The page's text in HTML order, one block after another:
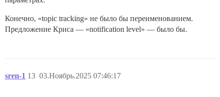
Конечно, «topic tracking» не было бы переименованием.
Предложение Криса — «notification level» — было бы.
sren-1 03.Ноябрь.2025 07:46:17
13